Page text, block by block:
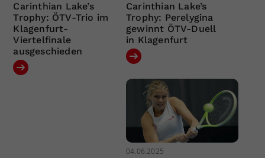
Carinthian Lake’s
Trophy: ÖTV-Trio im
Klagenfurt-
Viertelfinale
ausgeschieden
Carinthian Lake’s
Trophy: Perelygina
gewinnt ÖTV-Duell
in Klagenfurt
04.06.2025